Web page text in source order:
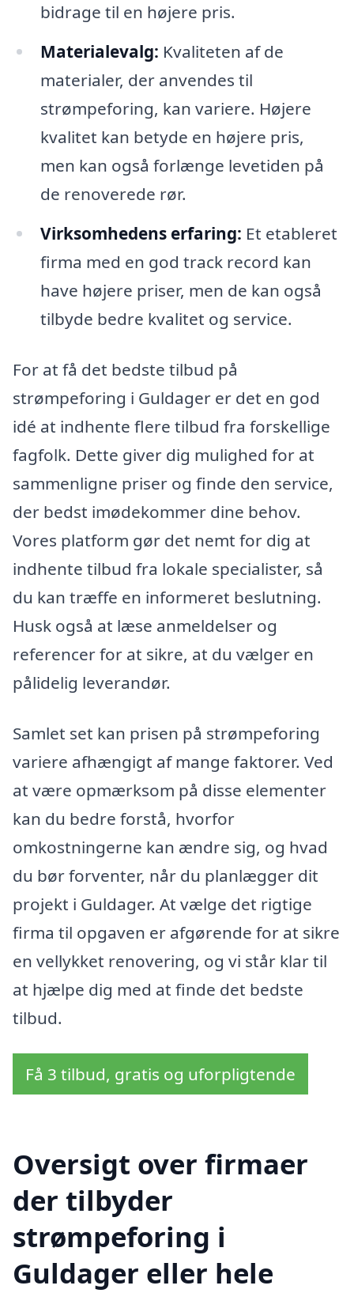
bidrage til en højere pris.
Materialevalg: Kvaliteten af de
materialer, der anvendes til
strømpeforing, kan variere. Højere
kvalitet kan betyde en højere pris,
men kan også forlænge levetiden på
de renoverede rør.
Virksomhedens erfaring: Et etableret
firma med en god track record kan
have højere priser, men de kan også
tilbyde bedre kvalitet og service.
For at få det bedste tilbud på
strømpeforing i Guldager er det en god
idé at indhente flere tilbud fra forskellige
fagfolk. Dette giver dig mulighed for at
sammenligne priser og finde den service,
der bedst imødekommer dine behov.
Vores platform gør det nemt for dig at
indhente tilbud fra lokale specialister, så
du kan træffe en informeret beslutning.
Husk også at læse anmeldelser og
referencer for at sikre, at du vælger en
pålidelig leverandør.
Samlet set kan prisen på strømpeforing
variere afhængigt af mange faktorer. Ved
at være opmærksom på disse elementer
kan du bedre forstå, hvorfor
omkostningerne kan ændre sig, og hvad
du bør forventer, når du planlægger dit
projekt i Guldager. At vælge det rigtige
firma til opgaven er afgørende for at sikre
en vellykket renovering, og vi står klar til
at hjælpe dig med at finde det bedste
tilbud.
Få 3 tilbud, gratis og uforpligtende
Oversigt over firmaer
der tilbyder
strømpeforing i
Guldager eller hele